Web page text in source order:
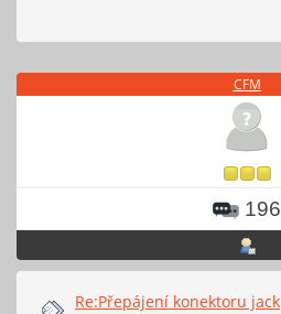
CFM
196
Re:Přepájení konektoru jack